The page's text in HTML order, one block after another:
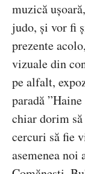
muzică
judo, și vor fi
prezente
vizuale din
pe alfalt,
paradă
chiar dorim
cercuri să fie
asemenea